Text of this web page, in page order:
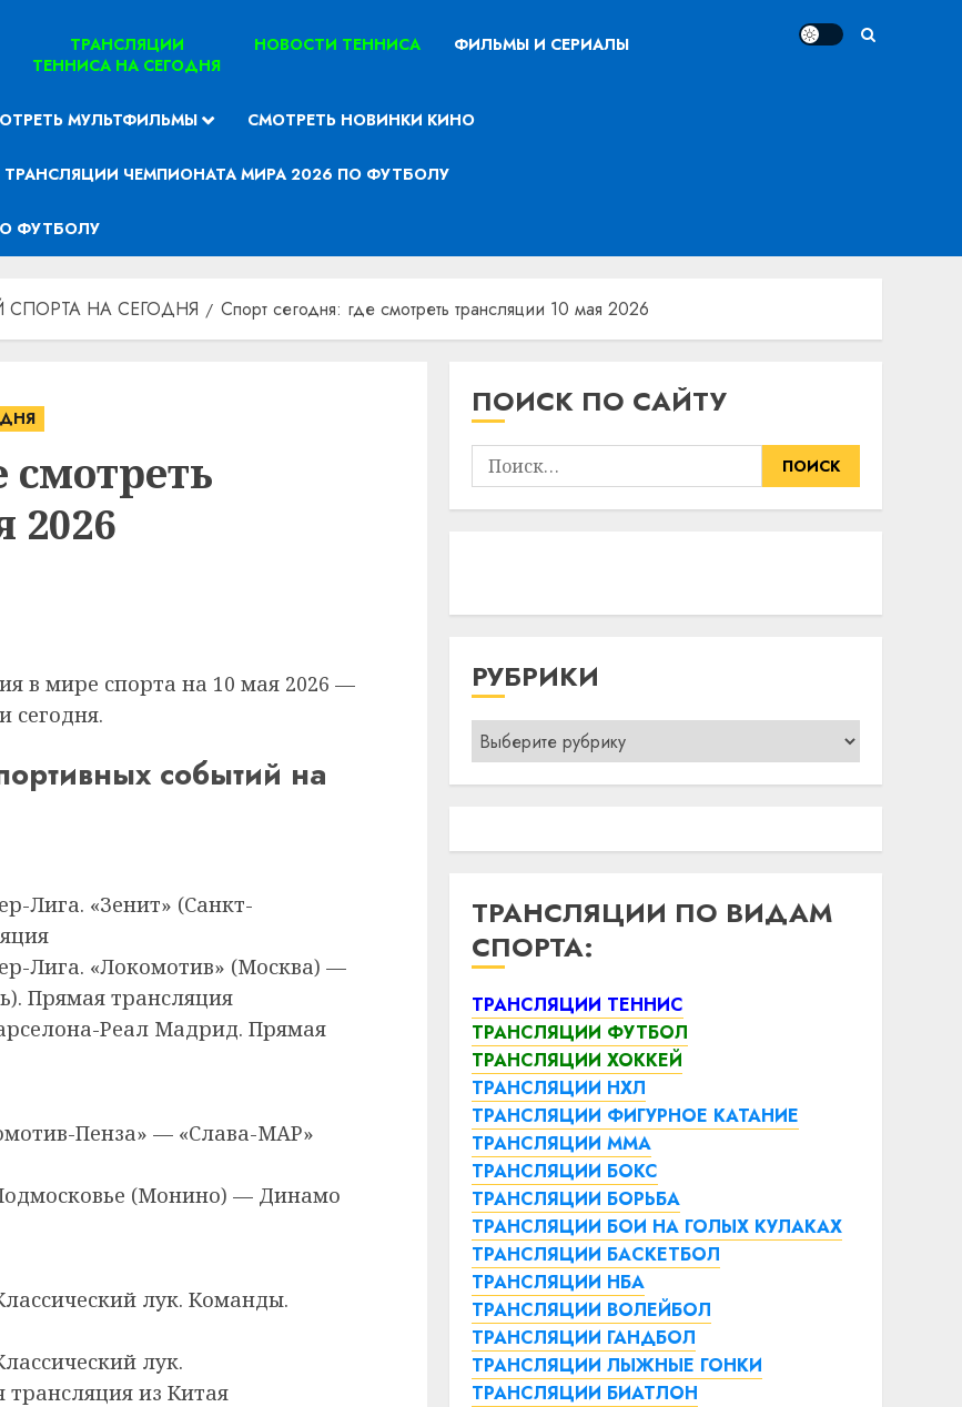
ТРАНСЛЯЦИИ
ТЕННИСА НА СЕГОДНЯ
НОВОСТИ ТЕННИСА ФИЛЬМЫ И СЕРИАЛЫ
МУЛЬТФИЛЬМЫ СМОТРЕТЬ НОВИНКИ КИНО
ТРАНСЛЯЦИИ ЧЕМПИОНАТА МИРА 2026 ПО ФУТБОЛУ
ФУТБОЛУ
НА СЕГОДНЯ Спорт сегодня: где смотреть трансляции 10 мая 2026
смотреть
2026
в мире спорта на 10 мая 2026 —
сегодня.
событий на
Лига. «Зенит» (Санкт-
Лига. «Локомотив» (Москва) —
Прямая трансляция
Реал Мадрид. Прямая
Пенза» — «Слава-МАР»
(Монино) — Динамо
лук. Команды.
лук.
из Китая
ПОИСК ПО САЙТУ
Найти:
РУБРИКИ
Рубрики
ТРАНСЛЯЦИИ ПО ВИДАМ
СПОРТА:
ТРАНСЛЯЦИИ ТЕННИС
ТРАНСЛЯЦИИ ФУТБОЛ
ТРАНСЛЯЦИИ ХОККЕЙ
ТРАНСЛЯЦИИ НХЛ
ТРАНСЛЯЦИИ ФИГУРНОЕ КАТАНИЕ
ТРАНСЛЯЦИИ ММА
ТРАНСЛЯЦИИ БОКС
ТРАНСЛЯЦИИ БОРЬБА
ТРАНСЛЯЦИИ БОИ НА ГОЛЫХ КУЛАКАХ
ТРАНСЛЯЦИИ БАСКЕТБОЛ
ТРАНСЛЯЦИИ НБА
ТРАНСЛЯЦИИ ВОЛЕЙБОЛ
ТРАНСЛЯЦИИ ГАНДБОЛ
ТРАНСЛЯЦИИ ЛЫЖНЫЕ ГОНКИ
ТРАНСЛЯЦИИ БИАТЛОН